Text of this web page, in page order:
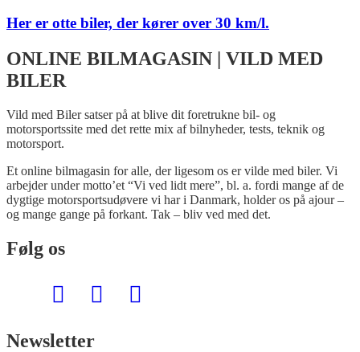
Her er otte biler, der kører over 30 km/l.
ONLINE BILMAGASIN | VILD MED
BILER
Vild med Biler satser på at blive dit foretrukne bil- og
motorsportssite med det rette mix af bilnyheder, tests, teknik og
motorsport.
Et online bilmagasin for alle, der ligesom os er vilde med biler. Vi
arbejder under motto’et “Vi ved lidt mere”, bl. a. fordi mange af de
dygtige motorsportsudøvere vi har i Danmark, holder os på ajour –
og mange gange på forkant. Tak – bliv ved med det.
Følg os
Newsletter